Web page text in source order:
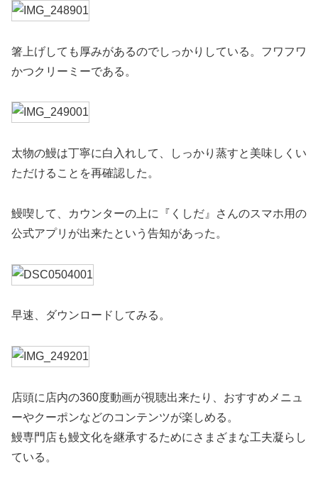
箸上げしても厚みがあるのでしっかりしている。フワフワ
かつクリーミーである。
太物の鰻は丁寧に白入れして、しっかり蒸すと美味しくい
ただけることを再確認した。
鰻喫して、カウンターの上に『くしだ』さんのスマホ用の
公式アプリが出来たという告知があった。
早速、ダウンロードしてみる。
店頭に店内の360度動画が視聴出来たり、おすすめメニュ
ーやクーポンなどのコンテンツが楽しめる。
鰻専門店も鰻文化を継承するためにさまざまな工夫凝らし
ている。